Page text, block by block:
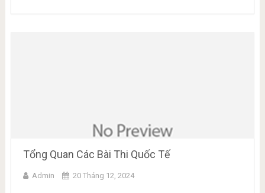
Tổng Quan Các Bài Thi Quốc Tế
Admin 20 Tháng 12, 2024